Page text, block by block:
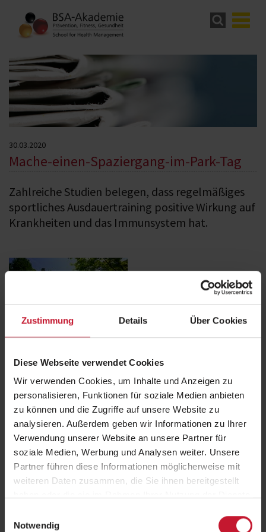
Zustimmung Details Über Cookies
Diese Webseite verwendet Cookies
Wir verwenden Cookies, um Inhalte und Anzeigen zu
personalisieren, Funktionen für soziale Medien anbieten
zu können und die Zugriffe auf unsere Website zu
analysieren. Außerdem geben wir Informationen zu Ihrer
Verwendung unserer Website an unsere Partner für
soziale Medien, Werbung und Analysen weiter. Unsere
Partner führen diese Informationen möglicherweise mit
weiteren Daten zusammen, die Sie ihnen bereitgestellt
Notwendig
30.03.2020
Mache-einen-Spaziergang-im-Park-Tag
Zahlreiche Studien belegen, dass regelmäßiges
sportliches Ausdauertraining positive Wirkung auf
Krankheiten und das Immunsystem hat.
Immunglobuline sind körpereigene Eiweiße, die gezielt zur Abwehr
würden demnach generell über eine höhere Immunbarriere verfügen
und seien somit besser gegen Erkältungen geschützt. Bei akuten
Erkältungen und bei Fieber ist Sport allerdings eine Kontraindikation,
da körperliche Anstrengung das Immunsystem in diesem Fall
schwächt.
Es muss jedoch nicht immer Sport sein. Spaziergänge an der frischen
Luft befeuchten die Atemwege und erhöhen somit auch die
Immunabwehr. Wer viel drinnen ist, sollte darauf achten regelmäßig
Aufgrund der aktuellen Situation sollte der Spaziergang jedoch